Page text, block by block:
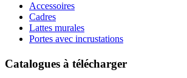
Accessoires
Cadres
Lattes murales
Portes avec incrustations
Catalogues à télécharger